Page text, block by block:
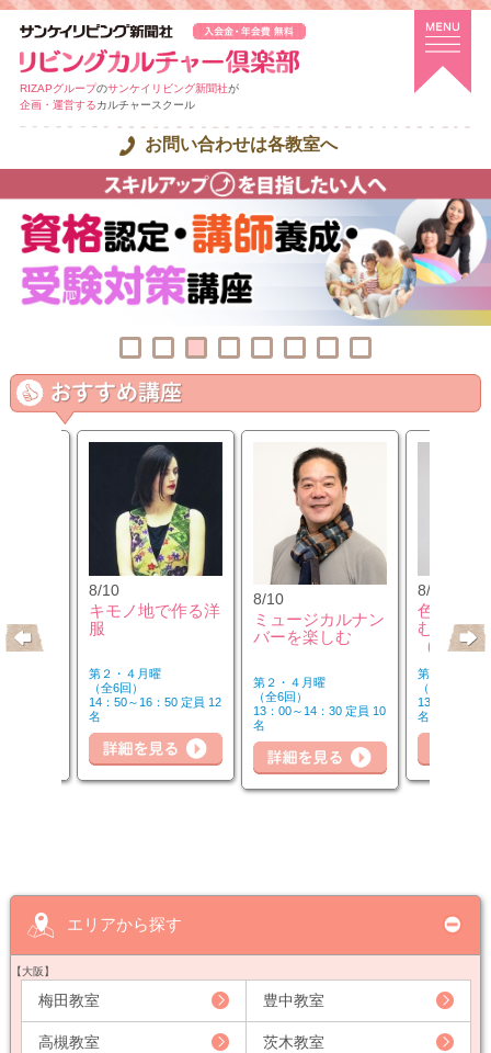
RIZAPグループのサンケイリビング新聞社が
企画・運営するカルチャースクール
お問い合わせは各教室へ
8/10
キモノ地で作る洋
服
第２・４月曜
（全6回）
14：50～16：50 定員 12
名
8/10
ミュージカルナン
バーを楽しむ
第２・４月曜
（全6回）
13：00～14：30 定員 10
名
8/12
色のチカ
むカラー
（第2水
第２水曜
（全3回）
13：00～14
名
詳細を見る
エリアから探す
【大阪】
梅田教室 豊中教室
高槻教室 茨木教室